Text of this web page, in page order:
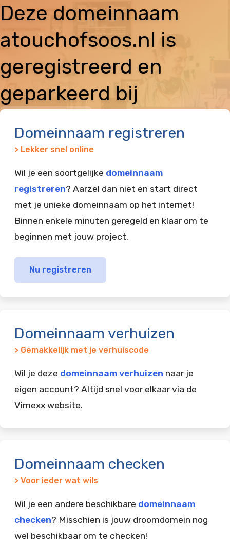
Deze domeinnaam
atouchofsoos.nl is
geregistreerd en
geparkeerd bij
Domeinnaam registreren
> Lekker snel online
Wil je een soortgelijke domeinnaam
registreren? Aarzel dan niet en start direct
met je unieke domeinnaam op het internet!
Binnen enkele minuten geregeld en klaar om te
beginnen met jouw project.
Nu registreren
Domeinnaam verhuizen
> Gemakkelijk met je verhuiscode
Wil je deze domeinnaam verhuizen naar je
eigen account? Altijd snel voor elkaar via de
Vimexx website.
Domeinnaam checken
> Voor ieder wat wils
Wil je een andere beschikbare domeinnaam
checken? Misschien is jouw droomdomein nog
wel beschikbaar om te checken!